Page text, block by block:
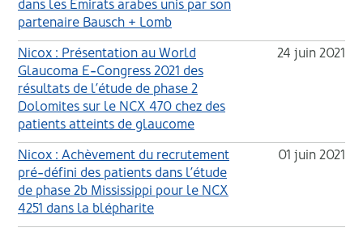
dans les Emirats arabes unis par son
partenaire Bausch + Lomb
Nicox : Présentation au World
Glaucoma E-Congress 2021 des
résultats de l’étude de phase 2
Dolomites sur le NCX 470 chez des
patients atteints de glaucome
24 juin 2021
Nicox : Achèvement du recrutement
pré-défini des patients dans l’étude
de phase 2b Mississippi pour le NCX
4251 dans la blépharite
01 juin 2021